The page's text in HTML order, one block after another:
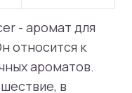
- аромат для
относится к
ароматов.
в